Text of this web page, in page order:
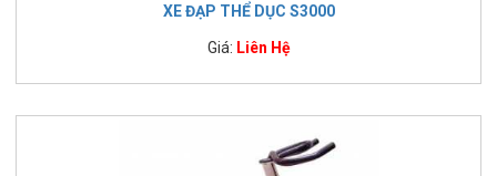
XE ĐẠP THỂ DỤC S3000
Giá: Liên Hệ